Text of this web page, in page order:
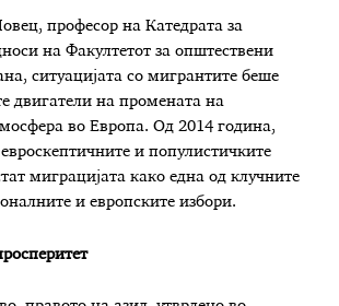
професор на Катедрата за
на Факултетот за општествени
ситуацијата со мигрантите беше
двигатели на промената на
во Европа. Од 2014 година,
и популистичките
миграцијата како една од клучните
и европските избори.